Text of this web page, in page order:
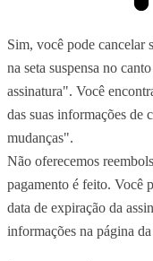
Sim, você pode cancelar
na seta suspensa no
assinatura". Você
das suas informações de
mudanças".
Não oferecemos
pagamento é feito. Você
data de expiração da
informações na página da